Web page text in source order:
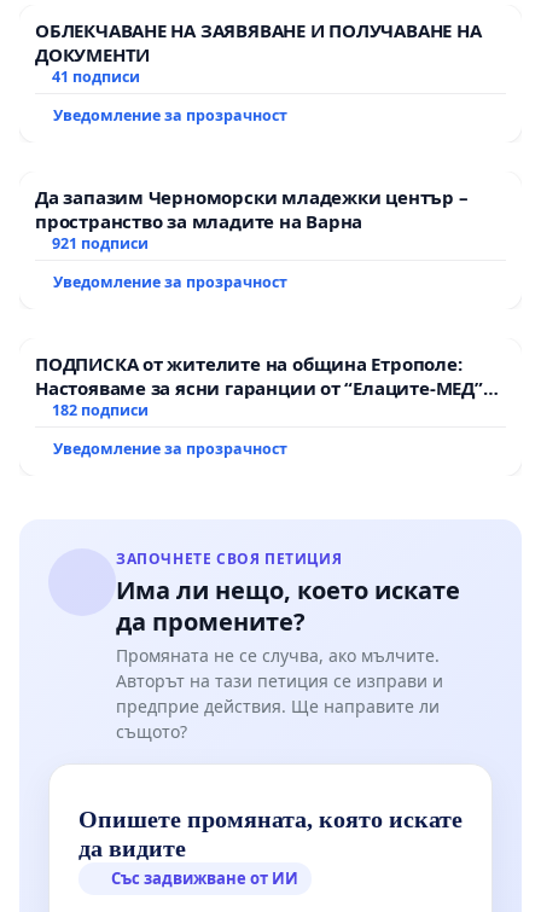
ОБЛЕКЧАВАНЕ НА ЗАЯВЯВАНЕ И ПОЛУЧАВАНЕ НА
ДОКУМЕНТИ
41 подписи
Уведомление за прозрачност
Да запазим Черноморски младежки център –
пространство за младите на Варна
921 подписи
Уведомление за прозрачност
ПОДПИСКА от жителите на община Етрополе:
Настояваме за ясни гаранции от “Елаците-МЕД”
АД и от държавата, че ще се изпълнят всички
182 подписи
Уведомление за прозрачност
ЗАПОЧНЕТЕ СВОЯ ПЕТИЦИЯ
Има ли нещо, което искате
да промените?
Промяната не се случва, ако мълчите.
Авторът на тази петиция се изправи и
предприе действия. Ще направите ли
същото?
Опишете промяната, която искате
да видите
Със задвижване от ИИ